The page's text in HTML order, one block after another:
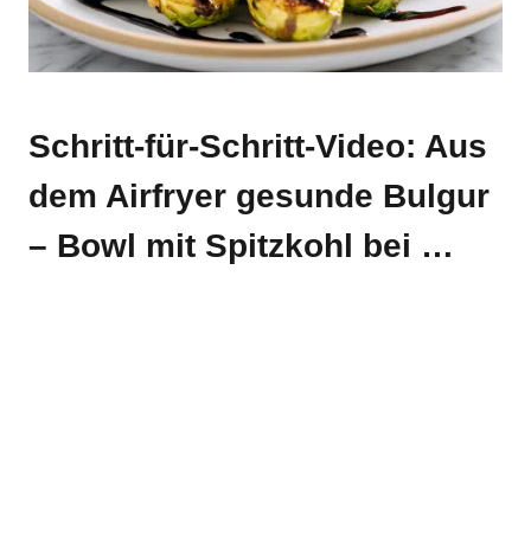
Schritt-für-Schritt-Video: Aus
dem Airfryer gesunde Bulgur
– Bowl mit Spitzkohl bei …